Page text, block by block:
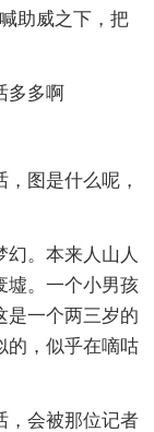
助威之下，把
多多啊
图是什么呢，
。本来人山人
墟。一个小男孩
是一个两三岁的
的，似乎在嘀咕
，会被那位记者